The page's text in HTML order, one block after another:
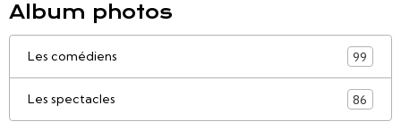
Album photos
Les comédiens 99
Les spectacles 86